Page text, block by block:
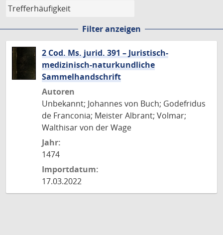
Filter anzeigen
2 Cod. Ms. jurid. 391 – Juristisch-
medizinisch-naturkundliche
Sammelhandschrift
Autoren
Unbekannt; Johannes von Buch; Godefridus
de Franconia; Meister Albrant; Volmar;
Walthisar von der Wage
Jahr:
1474
Importdatum:
17.03.2022